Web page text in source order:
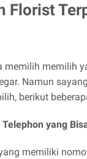
Florist
memilih memilih
Namun
berikut
yang
memiliki